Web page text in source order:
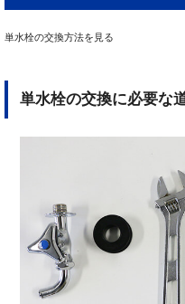
単水栓の交換方法を見る
単水栓の交換に必要な